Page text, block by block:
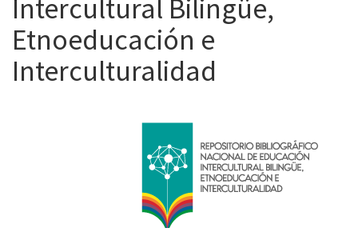
Intercultural Bilingüe,
Etnoeducación e
Interculturalidad